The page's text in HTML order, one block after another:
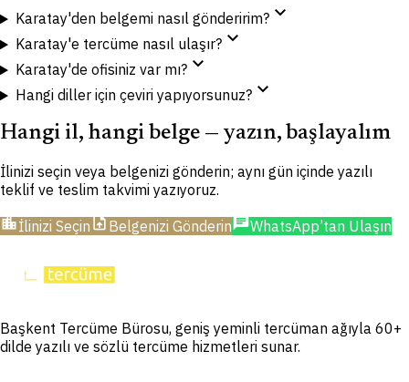
Karatay'den belgemi nasıl gönderirim?expand_more
Karatay'e tercüme nasıl ulaşır?expand_more
Karatay'de ofisiniz var mı?expand_more
Hangi diller için çeviri yapıyorsunuz?expand_more
Hangi il, hangi belge — yazın, başlayalım
İlinizi seçin veya belgenizi gönderin; aynı gün içinde yazılı
teklif ve teslim takvimi yazıyoruz.
location_cityİlinizi Seçinupload_fileBelgenizi GönderinchatWhatsApp’tan Ulaşın
Başkent Tercüme Bürosu, geniş yeminli tercüman ağıyla 60+
dilde yazılı ve sözlü tercüme hizmetleri sunar.